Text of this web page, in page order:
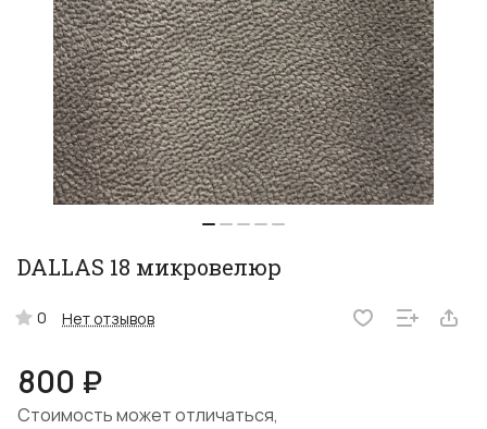
DALLAS 18 микровелюр
0 Нет отзывов
800 ₽
Стоимость может отличаться,